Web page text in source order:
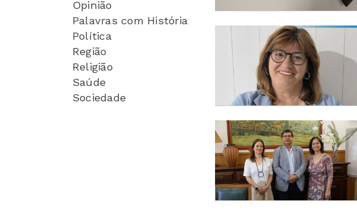
Opinião
Palavras com História
Política
Região
Religião
Saúde
Sociedade